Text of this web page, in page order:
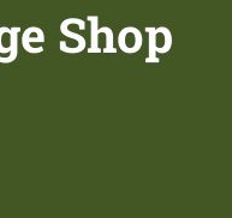
Shop